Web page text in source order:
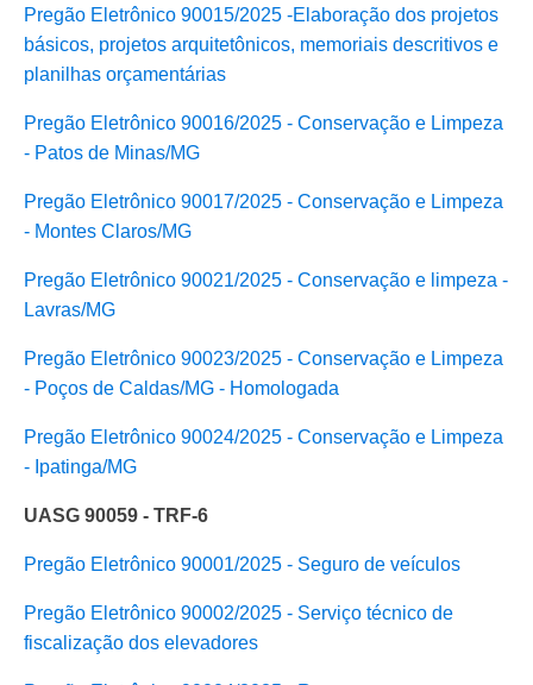
Pregão Eletrônico 90015/2025 -Elaboração dos projetos
básicos, projetos arquitetônicos, memoriais descritivos e
planilhas orçamentárias
Pregão Eletrônico 90016/2025 - Conservação e Limpeza
- Patos de Minas/MG
Pregão Eletrônico 90017/2025 - Conservação e Limpeza
- Montes Claros/MG
Pregão Eletrônico 90021/2025 - Conservação e limpeza -
Lavras/MG
Pregão Eletrônico 90023/2025 - Conservação e Limpeza
- Poços de Caldas/MG - Homologada
Pregão Eletrônico 90024/2025 - Conservação e Limpeza
- Ipatinga/MG
UASG 90059 - TRF-6
Pregão Eletrônico 90001/2025 - Seguro de veículos
Pregão Eletrônico 90002/2025 - Serviço técnico de
fiscalização dos elevadores